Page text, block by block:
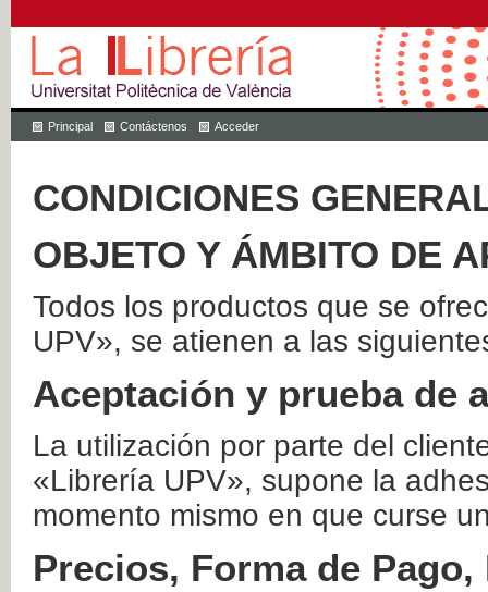
Principal Contáctenos Acceder
CONDICIONES
OBJETO Y ÁMBITO DE
Todos los productos que se
UPV», se atienen a las
Aceptación y prueba de
La utilización por parte del
«Librería UPV», supone la
momento mismo en que curse
Precios, Forma de